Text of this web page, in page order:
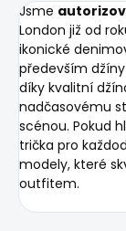
Jsme
London již od
ikonické
především
díky kvalitní
nadčasovému
scénou. Pokud
trička pro
modely, které
outfitem.